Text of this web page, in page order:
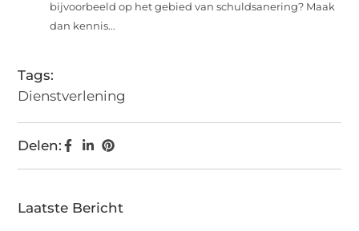
bijvoorbeeld op het gebied van schuldsanering? Maak
dan kennis...
Tags:
Dienstverlening
Delen:
Laatste Bericht